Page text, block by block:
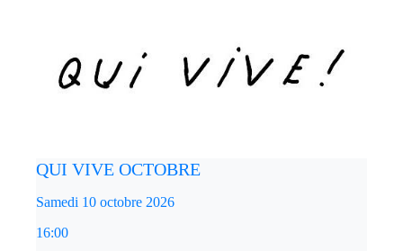
QUI VIVE OCTOBRE
Samedi 10 octobre 2026
16:00